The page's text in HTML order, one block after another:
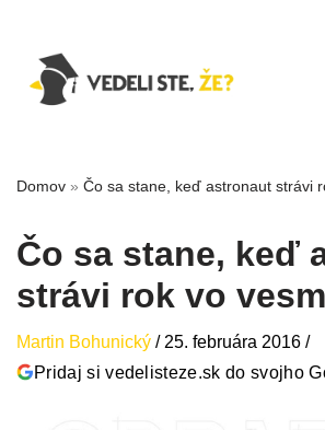
Domov » Čo sa stane, keď astronaut strávi
Čo sa stane, keď
strávi rok vo
Martin Bohunický / 25. februára 2016 /
Pridaj si vedelisteze.sk do svojho